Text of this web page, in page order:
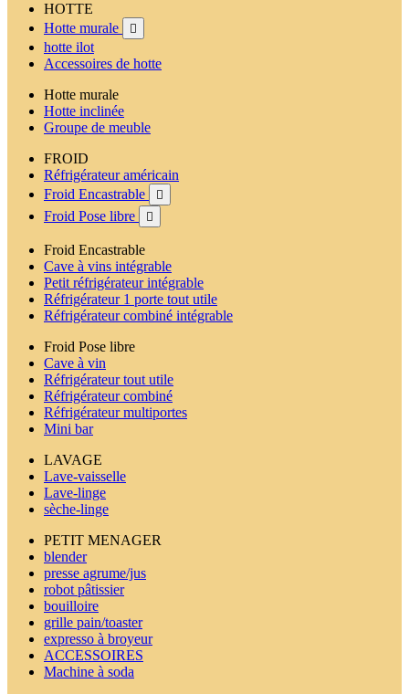
HOTTE
Hotte murale

hotte ilot
Accessoires de hotte
Hotte murale
Hotte inclinée
Groupe de meuble
FROID
Réfrigérateur américain
Froid Encastrable

Froid Pose libre 
Froid Encastrable
Cave à vins intégrable
Petit réfrigérateur intégrable
Réfrigérateur 1 porte tout utile
Réfrigérateur combiné intégrable
Froid Pose libre
Cave à vin
Réfrigérateur tout utile
Réfrigérateur combiné
Réfrigérateur multiportes
Mini bar
LAVAGE
Lave-vaisselle
Lave-linge
sèche-linge
PETIT MENAGER
blender
presse agrume/jus
robot pâtissier
bouilloire
grille pain/toaster
expresso à broyeur
ACCESSOIRES
Machine à soda